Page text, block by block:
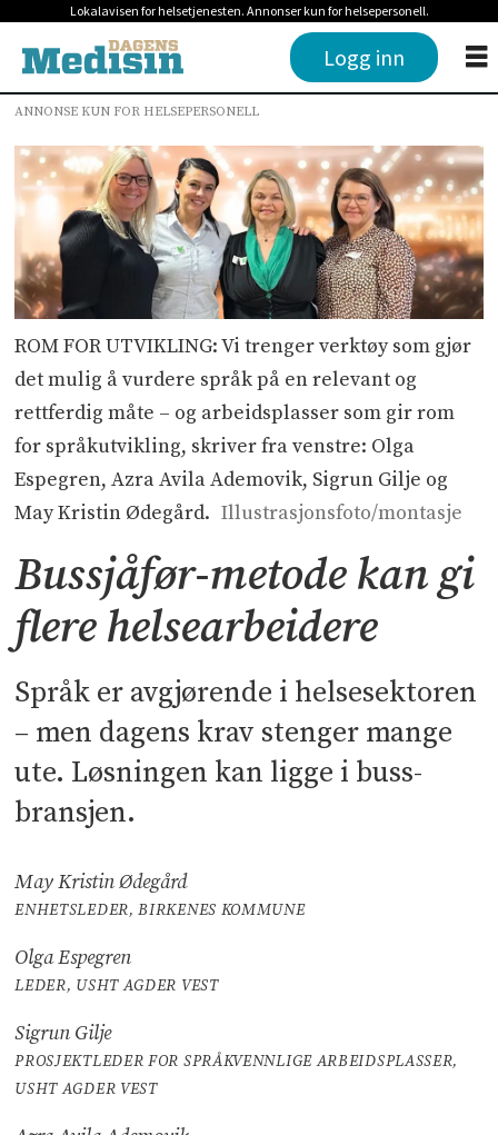
Lokalavisen for helsetjenesten. Annonser kun for helsepersonell.
Logg inn
ANNONSE KUN FOR HELSEPERSONELL
ROM FOR UTVIKLING: Vi trenger verktøy som gjør
det mulig å vurdere språk på en relevant og
rettferdig måte – og arbeidsplasser som gir rom
for språkutvikling, skriver fra venstre: Olga
Espegren, Azra Avila Ademovik, Sigrun Gilje og
May Kristin Ødegård. Illustrasjonsfoto/montasje
Bussjåfør-metode kan gi
flere helsearbeidere
Språk er avgjørende i helsesektoren
– men dagens krav stenger mange
ute. Løsningen kan ligge i buss-
bransjen.
May Kristin Ødegård
ENHETSLEDER, BIRKENES KOMMUNE
Olga Espegren
LEDER, USHT AGDER VEST
Sigrun Gilje
PROSJEKTLEDER FOR SPRÅKVENNLIGE ARBEIDSPLASSER,
USHT AGDER VEST